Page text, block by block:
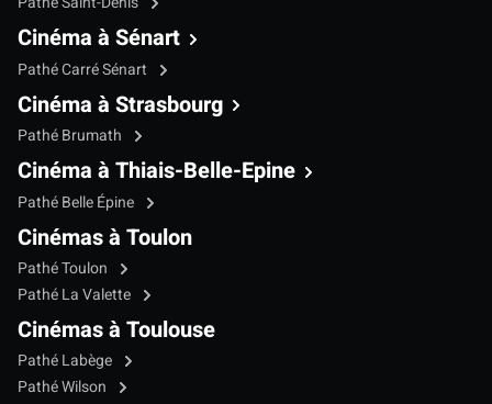
Cinéma à Sénart
Pathé Carré Sénart
Cinéma à Strasbourg
Pathé Brumath
Cinéma à Thiais-Belle-Epine
Pathé Belle Épine
Cinémas à Toulon
Pathé Toulon
Pathé La Valette
Cinémas à Toulouse
Pathé Labège
Pathé Wilson